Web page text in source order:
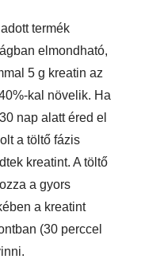
termék
elmondható,
5 g kreatin az
kal növelik. Ha
nap alatt éred el
a töltő fázis
kreatint. A töltő
a gyors
a kreatint
(30 perccel